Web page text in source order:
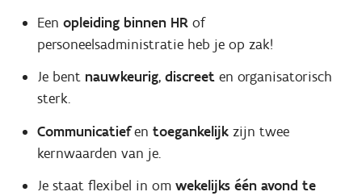
Een opleiding binnen HR of
personeelsadministratie heb je op zak!
Je bent nauwkeurig, discreet en organisatorisch
sterk.
Communicatiefen toegankelijk zijn twee
kernwaarden van je.
Je staat flexibel in om wekelijks één avond te